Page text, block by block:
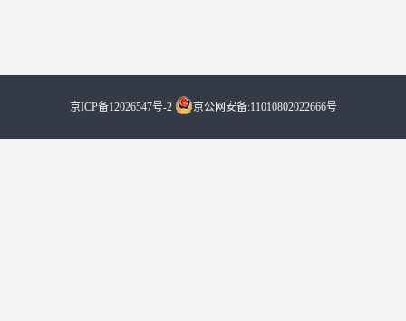
京ICP备12026547号-2 京公网安备:11010802022666号